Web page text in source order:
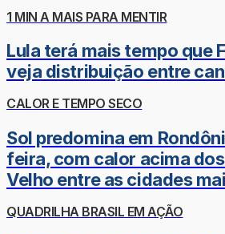
1 MIN A MAIS PARA MENTIR
Lula terá mais tempo que
veja distribuição entre
CALOR E TEMPO SECO
Sol predomina em
feira, com calor acima
Velho entre as cidades
QUADRILHA BRASIL EM AÇÃO